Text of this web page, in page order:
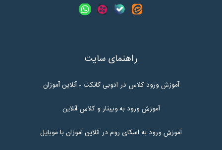
راهنمای سایت
آموزش ورود کلاس در ادوبی کانکت - آنلاین آموزان
آموزش ورود به وبینار و کلاس آنلاین
آموزش ورود به اسکای روم در آنلاین آموزان با موبایل